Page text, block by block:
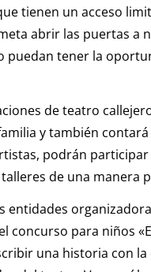
tienen un acceso
abrir las puertas a
tener la
de teatro
y también
podrán
de una manera
entidades
concurso para niños
una historia con